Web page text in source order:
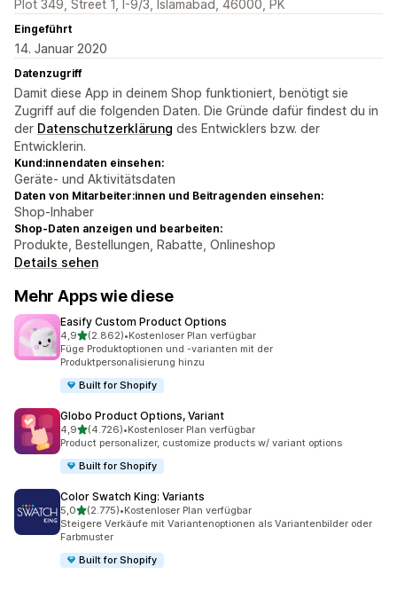
Plot 349, Street 1, I-9/3, Islamabad, 46000, PK
Eingeführt
14. Januar 2020
Datenzugriff
Damit diese App in deinem Shop funktioniert, benötigt sie
Zugriff auf die folgenden Daten. Die Gründe dafür findest du in
der Datenschutzerklärung des Entwicklers bzw. der
Entwicklerin.
Kund:innendaten einsehen:
Geräte- und Aktivitätsdaten
Daten von Mitarbeiter:innen und Beitragenden einsehen:
Shop-Inhaber
Shop-Daten anzeigen und bearbeiten:
Produkte, Bestellungen, Rabatte, Onlineshop
Details sehen
Mehr Apps wie diese
Easify Custom Product Options
4,9von 5 Sternen
(2.862)
2862 Rezensionen insgesamt
•Kostenloser Plan verfügbar
Füge Produktoptionen und -varianten mit der
Produktpersonalisierung hinzu
Built for Shopify
Globo Product Options, Variant
4,9von 5 Sternen
(4.726)
4726 Rezensionen insgesamt
•Kostenloser Plan verfügbar
Product personalizer, customize products w/ variant options
Built for Shopify
Color Swatch King: Variants
5,0von 5 Sternen
(2.775)
2775 Rezensionen insgesamt
•Kostenloser Plan verfügbar
Steigere Verkäufe mit Variantenoptionen als Variantenbilder oder
Farbmuster
Built for Shopify